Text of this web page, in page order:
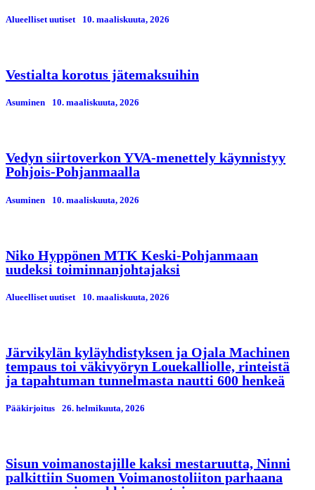
Alueelliset uutiset 10. maaliskuuta, 2026
Vestialta korotus jätemaksuihin
Asuminen 10. maaliskuuta, 2026
Vedyn siirtoverkon YVA-menettely käynnistyy
Pohjois-Pohjanmaalla
Asuminen 10. maaliskuuta, 2026
Niko Hyppönen MTK Keski-Pohjanmaan
uudeksi toiminnanjohtajaksi
Alueelliset uutiset 10. maaliskuuta, 2026
Järvikylän kyläyhdistyksen ja Ojala Machinen
tempaus toi väkivyöryn Louekalliolle, rinteistä
ja tapahtuman tunnelmasta nautti 600 henkeä
Pääkirjoitus 26. helmikuuta, 2026
Sisun voimanostajille kaksi mestaruutta, Ninni
palkittiin Suomen Voimanostoliiton parhaana